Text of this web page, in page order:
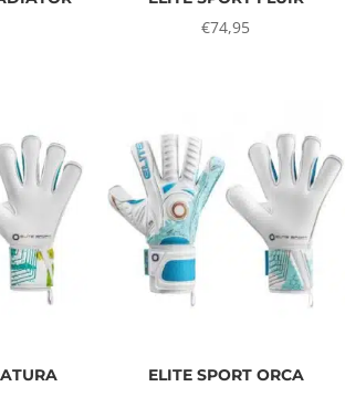
€74,95
ELITE SPORT ORCA